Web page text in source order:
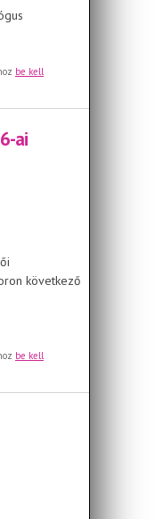
5-ei
be kell
ai
következő
26-ai
be kell